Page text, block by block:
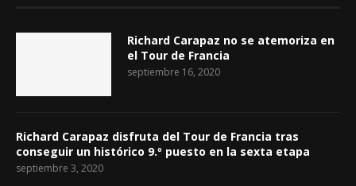
Richard Carapaz no se atemoriza en
el Tour de Francia
septiembre 16, 2020
Richard Carapaz disfruta del Tour de Francia tras
conseguir un histórico 9.º puesto en la sexta etapa
septiembre 3, 2020